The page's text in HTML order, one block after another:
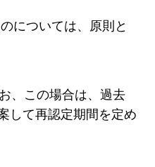
については、原則と
、この場合は、過去
して再認定期間を定め